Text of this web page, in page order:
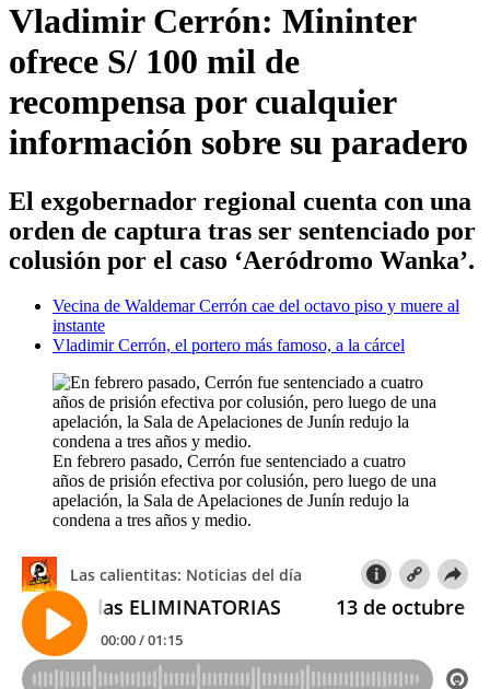
Vladimir Cerrón: Mininter
ofrece S/ 100 mil de
recompensa por cualquier
información sobre su paradero
El exgobernador regional cuenta con una
orden de captura tras ser sentenciado por
colusión por el caso ‘Aeródromo Wanka’.
Vecina de Waldemar Cerrón cae del octavo piso y muere al
instante
Vladimir Cerrón, el portero más famoso, a la cárcel
En febrero pasado, Cerrón fue sentenciado a cuatro
años de prisión efectiva por colusión, pero luego de una
apelación, la Sala de Apelaciones de Junín redujo la
condena a tres años y medio.